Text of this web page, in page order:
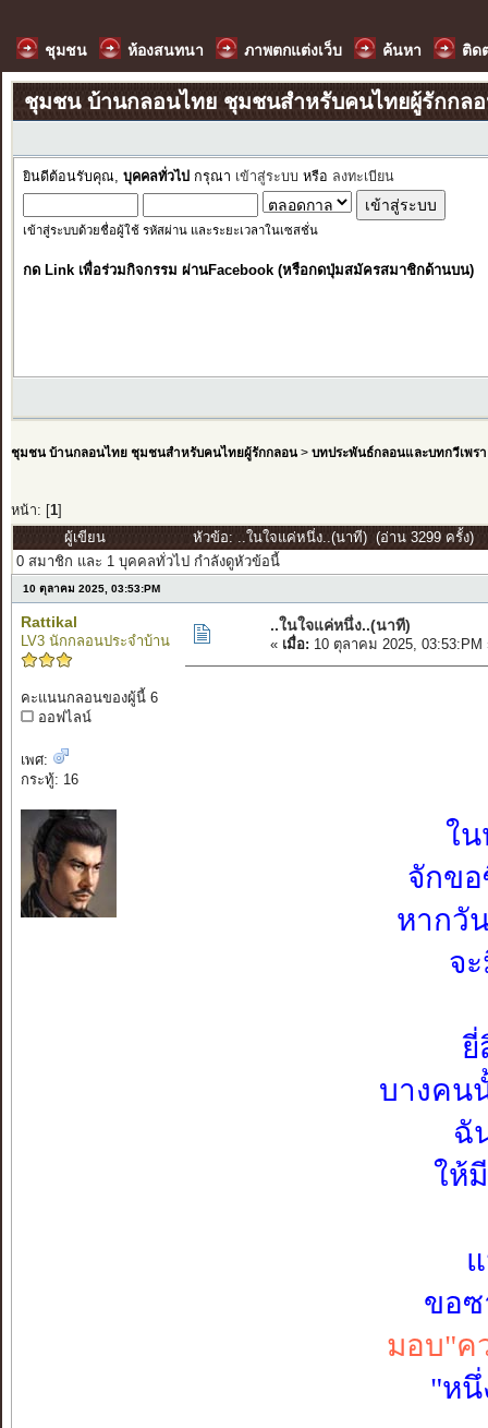
ชุมชน ห้องสนทนา ภาพตกแต่งเว็บ ค้นหา ติด
ชุมชน บ้านกลอนไทย ชุมชนสำหรับคนไทยผู้รักกล
ยินดีต้อนรับคุณ, บุคคลทั่วไป กรุณา เข้าสู่ระบบ หรือ ลงทะเบียน
เข้าสู่ระบบด้วยชื่อผู้ใช้ รหัสผ่าน และระยะเวลาในเซสชั่น
กด Link เพื่อร่วมกิจกรรม ผ่านFacebook (หรือกดปุ่มสมัครสมาชิกด้านบน)
ชุมชน บ้านกลอนไทย ชุมชนสำหรับคนไทยผู้รักกลอน> บทประพันธ์กลอนและบทกวีเพรา
หน้า: [ 1]
ผู้เขียน
หัวข้อ: ..ในใจแค่หนึ่ง..(นาที) (อ่าน 3299 ครั้ง)
0 สมาชิก และ 1 บุคคลทั่วไป กำลังดูหัวข้อนี้
10 ตุลาคม 2025, 03:53:PM
Rattikal
LV3 นักกลอนประจำบ้าน
คะแนนกลอนของผู้นี้ 6
ออฟไลน์
เพศ:
กระทู้: 16
..ในใจแค่หนึ่ง..(นาที)
« เมื่อ: 10 ตุลาคม 2025, 03:53:PM
ใ
จักขอ
หากวั
จ
ยี่
บางคน
ฉั
ให้
ขอซ
มอบ"ค
"หนึ่